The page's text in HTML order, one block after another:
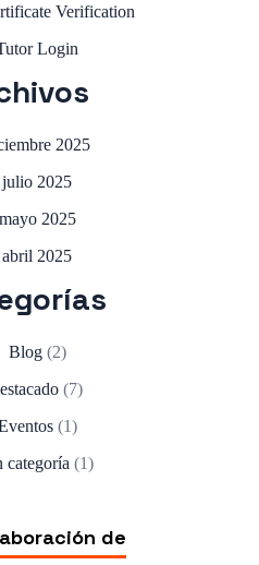
Verification
Login
2025
julio 2025
mayo 2025
abril 2025
Blog(2)
(7)
(1)
categoría (1)
de